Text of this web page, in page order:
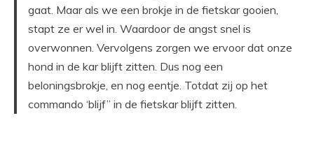
gaat. Maar als we een brokje in de fietskar gooien,
stapt ze er wel in. Waardoor de angst snel is
overwonnen. Vervolgens zorgen we ervoor dat onze
hond in de kar blijft zitten. Dus nog een
beloningsbrokje, en nog eentje. Totdat zij op het
commando ‘blijf” in de fietskar blijft zitten.